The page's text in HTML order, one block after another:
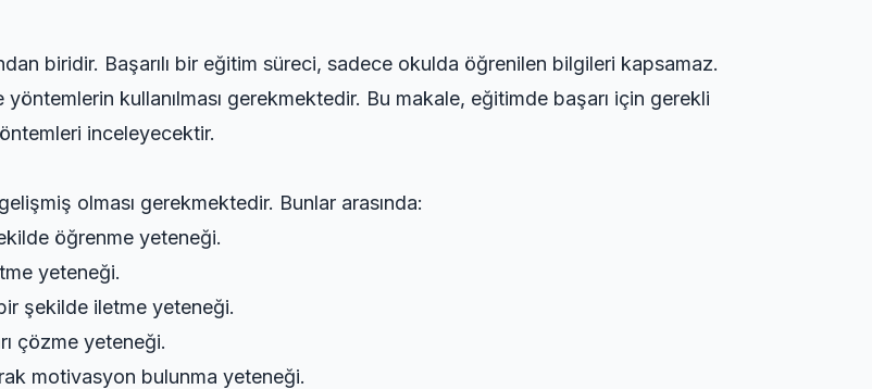
biridir. Başarılı bir eğitim süreci, sadece okulda öğrenilen bilgileri kapsamaz.
kullanılması gerekmektedir. Bu makale, eğitimde başarı için gerekli
inceleyecektir.
olması gerekmektedir. Bunlar arasında:
öğrenme yeteneği.
yeteneği.
şekilde iletme yeteneği.
çözme yeteneği.
motivasyon bulunma yeteneği.